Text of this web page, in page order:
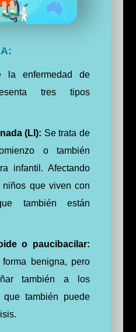
la enfermedad de
tres tipos
(LI): Se trata de
o también
infantil. Afectando
niños que viven con
también están
o paucibacilar:
benigna, pero
también a los
también puede